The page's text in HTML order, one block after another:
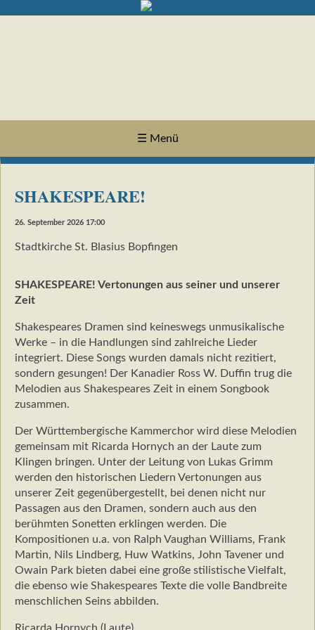
☰ Menü
SHAKESPEARE!
26. September 2026 17:00
Stadtkirche St. Blasius Bopfingen
SHAKESPEARE! Vertonungen aus seiner und unserer
Zeit
Shakespeares Dramen sind keineswegs unmusikalische
Werke – in die Handlungen sind zahlreiche Lieder
integriert. Diese Songs wurden damals nicht rezitiert,
sondern gesungen! Der Kanadier Ross W. Duffin trug die
Melodien aus Shakespeares Zeit in einem Songbook
zusammen.
Der Württembergische Kammerchor wird diese Melodien
gemeinsam mit Ricarda Hornych an der Laute zum
Klingen bringen. Unter der Leitung von Lukas Grimm
werden den historischen Liedern Vertonungen aus
unserer Zeit gegenübergestellt, bei denen nicht nur
Passagen aus den Dramen, sondern auch aus den
berühmten Sonetten erklingen werden. Die
Kompositionen u.a. von Ralph Vaughan Williams, Frank
Martin, Nils Lindberg, Huw Watkins, John Tavener und
Owain Park bieten dabei eine große stilistische Vielfalt,
die ebenso wie Shakespeares Texte die volle Bandbreite
menschlichen Seins abbilden.